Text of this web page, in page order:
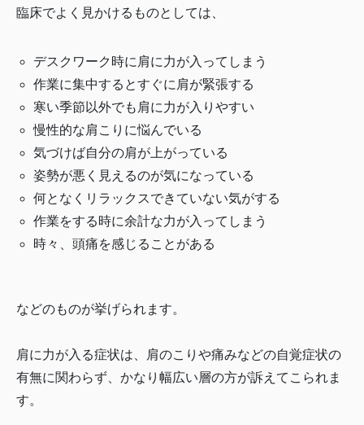
臨床でよく見かけるものとしては、
デスクワーク時に肩に力が入ってしまう
作業に集中するとすぐに肩が緊張する
寒い季節以外でも肩に力が入りやすい
慢性的な肩こりに悩んでいる
気づけば自分の肩が上がっている
姿勢が悪く見えるのが気になっている
何となくリラックスできていない気がする
作業をする時に余計な力が入ってしまう
時々、頭痛を感じることがある
などのものが挙げられます。
肩に力が入る症状は、肩のこりや痛みなどの自覚症状の
有無に関わらず、かなり幅広い層の方が訴えてこられま
す。